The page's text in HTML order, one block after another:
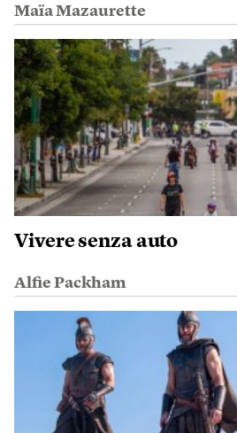
Maïa Mazaurette
Vivere senza auto
Alfie Packham